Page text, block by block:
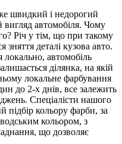
швидкий і недорогий
вигляд автомобіля. Чому
Річ у тім, що при такому
деталі кузова авто.
локально, автомобіль
ділянка, на якій
локальне фарбування
до 2-х днів, все залежить
Спеціалісти нашого
підбір кольору фарби, за
кольором, з
що дозволяє